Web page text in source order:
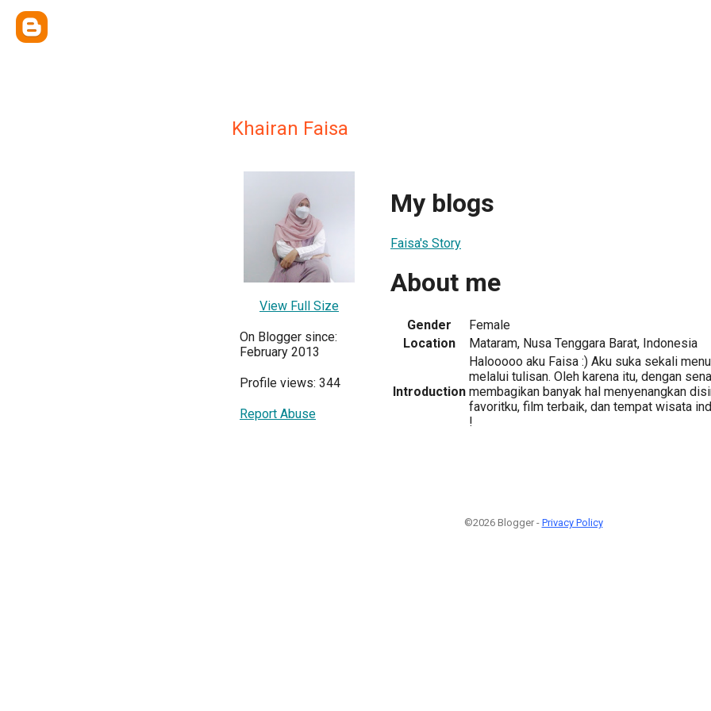
Khairan Faisa
View Full Size
On Blogger since:
February 2013
Profile views: 344
Report Abuse
My blogs
Faisa's Story
About me
Gender
Female
Location
Mataram, Nusa Tenggara Barat, Indonesia
Introduction
Halooooo aku Faisa :) Aku suka sekali
melalui tulisan. Oleh karena itu, dengan
membagikan banyak hal menyenangkan
favoritku, film terbaik, dan tempat wisata
!
©2026 Blogger - Privacy Policy